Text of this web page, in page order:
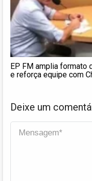
EP FM amplia formato
e reforça equipe com
Deixe um